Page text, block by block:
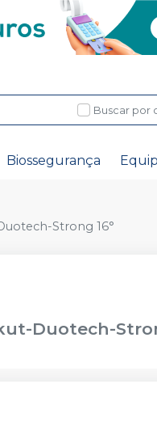
Buscar por
Biossegurança
Strong 16°
Duotech-